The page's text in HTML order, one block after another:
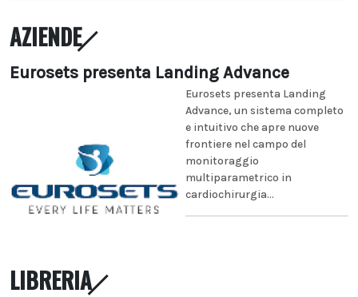
AZIENDE
Eurosets presenta Landing Advance
Eurosets presenta Landing
Advance, un sistema completo
e intuitivo che apre nuove
frontiere nel campo del
monitoraggio
multiparametrico in
cardiochirurgia...
LIBRERIA